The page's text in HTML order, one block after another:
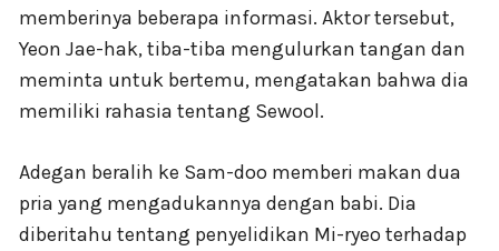
memberinya beberapa informasi. Aktor tersebut,
Yeon Jae-hak, tiba-tiba mengulurkan tangan dan
meminta untuk bertemu, mengatakan bahwa dia
memiliki rahasia tentang Sewool.
Adegan beralih ke Sam-doo memberi makan dua
pria yang mengadukannya dengan babi. Dia
diberitahu tentang penyelidikan Mi-ryeo terhadap